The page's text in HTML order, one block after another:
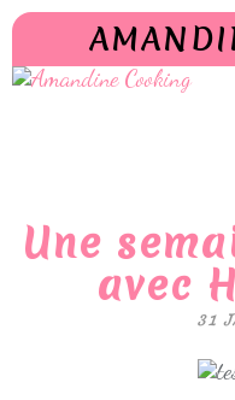
Une
avec
31